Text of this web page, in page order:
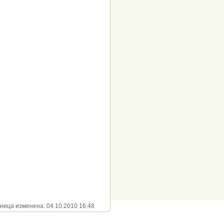
изменена: 04.10.2010 16:48